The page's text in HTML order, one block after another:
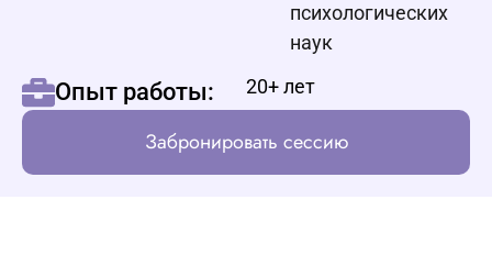
психологических
наук
Опыт работы: 20+ лет
Забронировать сессию